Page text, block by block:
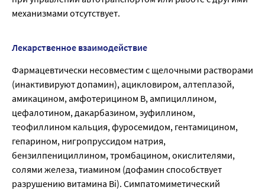
механизмами отсутствует.
Лекарственное взаимодействие
Фармацевтически несовместим с щелочными растворами
(инактивируют допамин), ацикловиром, алтеплазой,
амикацином, амфотерицином В, ампициллином,
цефалотином, дакарбазином, эуфиллином,
теофиллином кальция, фуросемидом, гентамицином,
гепарином, нигропруссидом натрия,
бензилпенициллином, тромбацином, окислителями,
солями железа, тиамином (дофамин способствует
разрушению витамина Bi). Симпатомиметический